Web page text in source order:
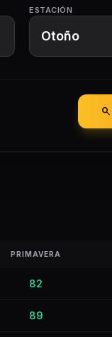
ESTACIÓN
search
PRIMAVERA
82
89